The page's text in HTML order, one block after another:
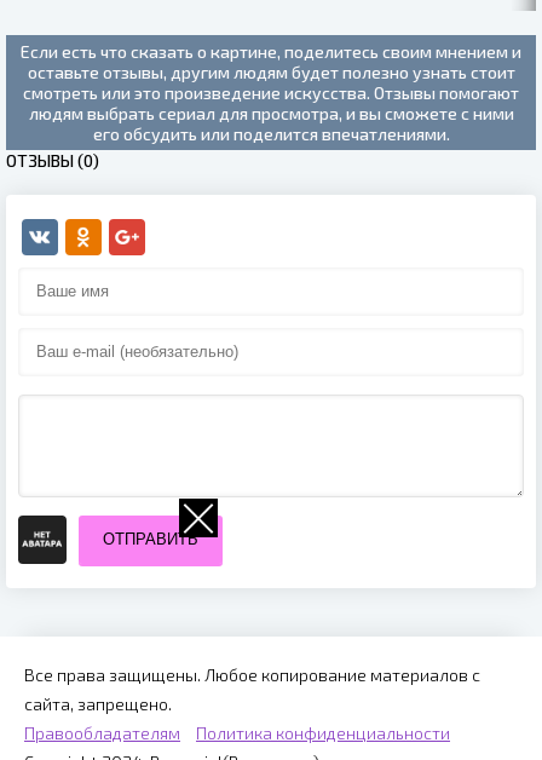
Если есть что сказать о картине, поделитесь своим мнением и
оставьте отзывы, другим людям будет полезно узнать стоит
смотреть или это произведение искусства. Отзывы помогают
людям выбрать сериал для просмотра, и вы сможете с ними
его обсудить или поделится впечатлениями.
ОТЗЫВЫ (0)
ОТПРАВИТЬ
Все права защищены. Любое копирование материалов с
сайта, запрещено.
Правообладателям
Политика конфиденциальности